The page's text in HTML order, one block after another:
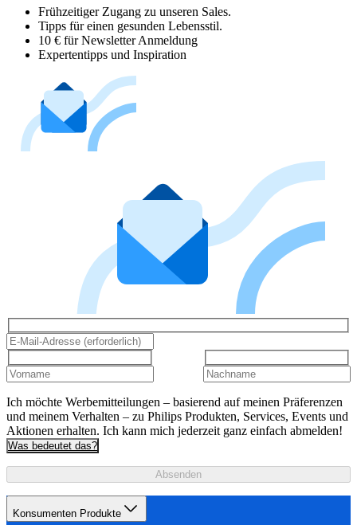
Frühzeitiger Zugang zu unseren Sales.
Tipps für einen gesunden Lebensstil.
10 € für Newsletter Anmeldung
Expertentipps und Inspiration
Ich möchte Werbemitteilungen – basierend auf meinen Präferenzen
und meinem Verhalten – zu Philips Produkten, Services, Events und
Aktionen erhalten. Ich kann mich jederzeit ganz einfach abmelden!
Was bedeutet das?
Absenden
Konsumenten Produkte